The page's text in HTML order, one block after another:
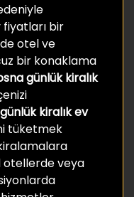
bir
otel ve
bir konaklama
günlük kiralık
kiralık ev
tüketmek
otellerde veya